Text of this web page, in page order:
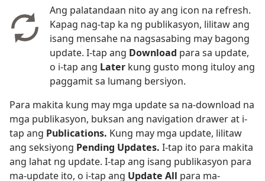
Ang palatandaan nito ay ang icon na refresh.
Kapag nag-tap ka ng publikasyon, lilitaw ang
isang mensahe na nagsasabing may bagong
update. I-tap ang Download para sa update,
o i-tap ang Later kung gusto mong ituloy ang
paggamit sa lumang bersiyon.
Para makita kung may mga update sa na-download na
mga publikasyon, buksan ang navigation drawer at i-
tap ang Publications. Kung may mga update, lilitaw
ang seksiyong Pending Updates. I-tap ito para makita
ang lahat ng update. I-tap ang isang publikasyon para
ma-update ito, o i-tap ang Update All para ma-